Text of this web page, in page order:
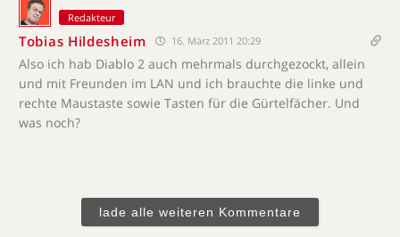
Redakteur
Tobias Hildesheim 16. März 2011 20:29
Also ich hab Diablo 2 auch mehrmals durchgezockt, allein
und mit Freunden im LAN und ich brauchte die linke und
rechte Maustaste sowie Tasten für die Gürtelfächer. Und
was noch?
lade alle weiteren Kommentare